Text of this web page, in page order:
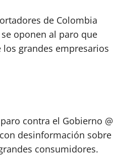
de Colombia
oponen al paro que
grandes empresarios
contra el Gobierno @
desinformación sobre
consumidores.